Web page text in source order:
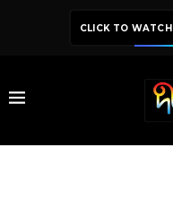
CLICK TO WATCH